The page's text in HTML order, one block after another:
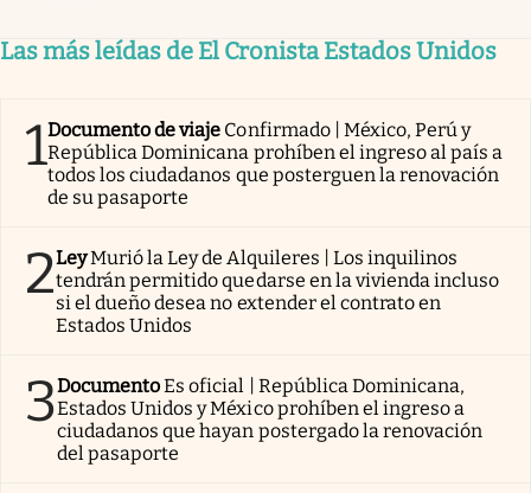
Las más leídas de El Cronista Estados Unidos
1Documento de viaje Confirmado | México, Perú y
República Dominicana prohíben el ingreso al país a
todos los ciudadanos que posterguen la renovación
de su pasaporte
2LeyMurió la Ley de Alquileres | Los inquilinos
tendrán permitido quedarse en la vivienda incluso
si el dueño desea no extender el contrato en
Estados Unidos
3DocumentoEs oficial | República Dominicana,
Estados Unidos y México prohíben el ingreso a
ciudadanos que hayan postergado la renovación
del pasaporte